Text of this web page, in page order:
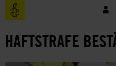
Direkt
zum
Benutzermenü
HAFTSTRAFE